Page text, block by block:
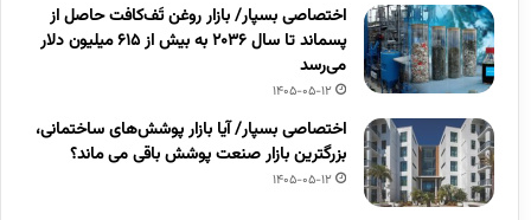
اختصاصی بسپار/ بازار روغن تَف‌کافت حاصل از
پسماند تا سال ۲۰۳۶ به بیش از ۶۱۵ میلیون دلار
می‌رسد
1405-05-12
اختصاصی بسپار/ آیا بازار پوشش‌های ساختمانی،
بزرگترین بازار صنعت پوشش باقی می ماند؟
1405-05-12